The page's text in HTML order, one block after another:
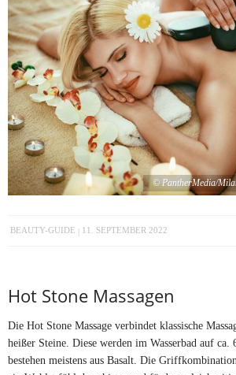
© PantherMedia/
BEAUTY-GUIDE 11. SEPTEMBER 2022
Hot Stone Massagen
Die Hot Stone Massage verbindet klassische
heißer Steine. Diese werden im Wasserbad auf ca.
bestehen meistens aus Basalt. Die